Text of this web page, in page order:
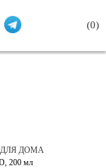
(0)
ДОМА
200 мл